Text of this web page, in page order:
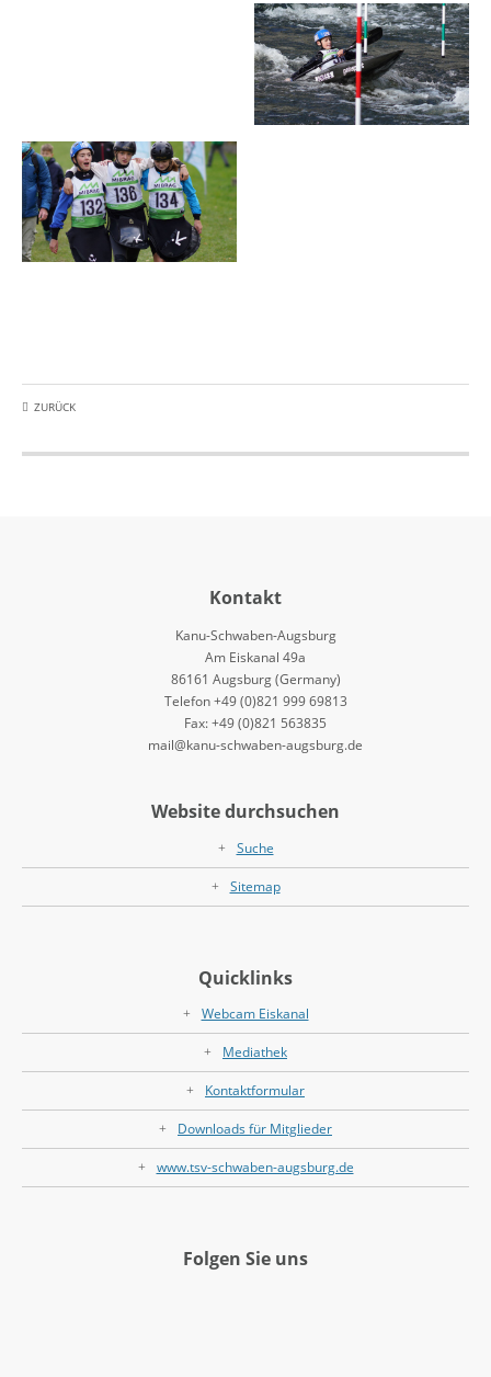
ZURÜCK
Kontakt
Kanu-Schwaben-Augsburg
Am Eiskanal 49a
86161 Augsburg (Germany)
Telefon +49 (0)821 999 69813
Fax: +49 (0)821 563835
mail@kanu-schwaben-augsburg.de
Website durchsuchen
Suche
Sitemap
Quicklinks
Webcam Eiskanal
Mediathek
Kontaktformular
Downloads für Mitglieder
www.tsv-schwaben-augsburg.de
Folgen Sie uns